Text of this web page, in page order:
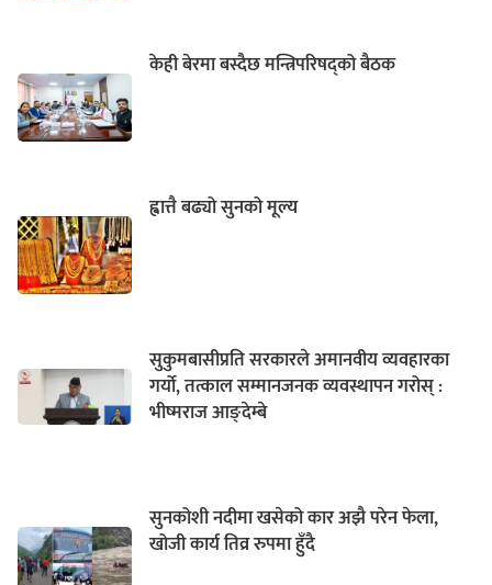
केही बेरमा बस्दैछ मन्त्रिपरिषद्को बैठक
ह्वात्तै बढ्यो सुनको मूल्य
सुकुमबासीप्रति सरकारले अमानवीय व्यवहारका
गर्यो, तत्काल सम्मानजनक व्यवस्थापन गरोस् :
भीष्मराज आङ्देम्बे
सुनकोशी नदीमा खसेको कार अझै परेन फेला,
खोजी कार्य तिव्र रुपमा हुँदै